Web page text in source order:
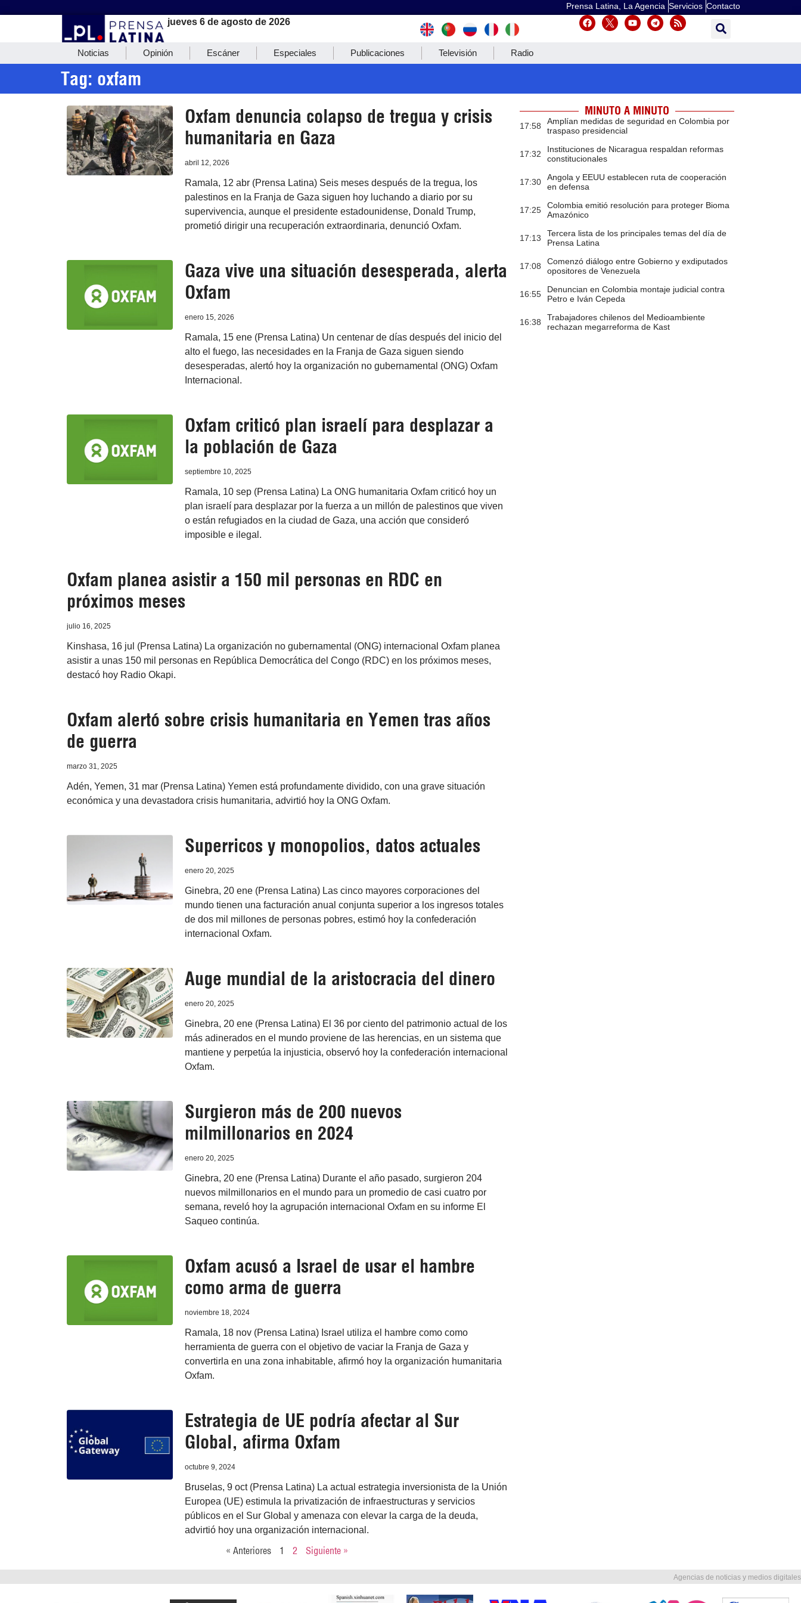
Prensa Latina, La Agencia Servicios Contacto
jueves 6 de agosto de 2026
Noticias Opinión Escáner Especiales Publicaciones Televisión Radio
Tag: oxfam
Oxfam denuncia colapso de tregua y crisis
humanitaria en Gaza
abril 12, 2026
Ramala, 12 abr (Prensa Latina) Seis meses después de la tregua, los
palestinos en la Franja de Gaza siguen hoy luchando a diario por su
supervivencia, aunque el presidente estadounidense, Donald Trump,
prometió dirigir una recuperación extraordinaria, denunció Oxfam.
Gaza vive una situación desesperada, alerta
Oxfam
enero 15, 2026
Ramala, 15 ene (Prensa Latina) Un centenar de días después del inicio del
alto el fuego, las necesidades en la Franja de Gaza siguen siendo
desesperadas, alertó hoy la organización no gubernamental (ONG) Oxfam
Internacional.
Oxfam criticó plan israelí para desplazar a
la población de Gaza
septiembre 10, 2025
Ramala, 10 sep (Prensa Latina) La ONG humanitaria Oxfam criticó hoy un
plan israelí para desplazar por la fuerza a un millón de palestinos que viven
o están refugiados en la ciudad de Gaza, una acción que consideró
imposible e ilegal.
Oxfam planea asistir a 150 mil personas en RDC en
próximos meses
julio 16, 2025
Kinshasa, 16 jul (Prensa Latina) La organización no gubernamental (ONG) internacional Oxfam planea
asistir a unas 150 mil personas en República Democrática del Congo (RDC) en los próximos meses,
destacó hoy Radio Okapi.
Oxfam alertó sobre crisis humanitaria en Yemen tras años
de guerra
marzo 31, 2025
Adén, Yemen, 31 mar (Prensa Latina) Yemen está profundamente dividido, con una grave situación
económica y una devastadora crisis humanitaria, advirtió hoy la ONG Oxfam.
Superricos y monopolios, datos actuales
enero 20, 2025
Ginebra, 20 ene (Prensa Latina) Las cinco mayores corporaciones del
mundo tienen una facturación anual conjunta superior a los ingresos totales
de dos mil millones de personas pobres, estimó hoy la confederación
internacional Oxfam.
Auge mundial de la aristocracia del dinero
enero 20, 2025
Ginebra, 20 ene (Prensa Latina) El 36 por ciento del patrimonio actual de los
más adinerados en el mundo proviene de las herencias, en un sistema que
mantiene y perpetúa la injusticia, observó hoy la confederación internacional
Oxfam.
Surgieron más de 200 nuevos
milmillonarios en 2024
enero 20, 2025
Ginebra, 20 ene (Prensa Latina) Durante el año pasado, surgieron 204
nuevos milmillonarios en el mundo para un promedio de casi cuatro por
semana, reveló hoy la agrupación internacional Oxfam en su informe El
Saqueo continúa.
Oxfam acusó a Israel de usar el hambre
como arma de guerra
noviembre 18, 2024
Ramala, 18 nov (Prensa Latina) Israel utiliza el hambre como como
herramienta de guerra con el objetivo de vaciar la Franja de Gaza y
convertirla en una zona inhabitable, afirmó hoy la organización humanitaria
Oxfam.
Estrategia de UE podría afectar al Sur
Global, afirma Oxfam
octubre 9, 2024
Bruselas, 9 oct (Prensa Latina) La actual estrategia inversionista de la Unión
Europea (UE) estimula la privatización de infraestructuras y servicios
públicos en el Sur Global y amenaza con elevar la carga de la deuda,
advirtió hoy una organización internacional.
« Anteriores 1 2 Siguiente »
MINUTO A MINUTO
17:58
Amplían medidas de seguridad en Colombia por
traspaso presidencial
17:32
Instituciones de Nicaragua respaldan reformas
constitucionales
17:30
Angola y EEUU establecen ruta de cooperación
en defensa
17:25
Colombia emitió resolución para proteger Bioma
Amazónico
17:13
Tercera lista de los principales temas del día de
Prensa Latina
17:08
Comenzó diálogo entre Gobierno y exdiputados
opositores de Venezuela
16:55
Denuncian en Colombia montaje judicial contra
Petro e Iván Cepeda
16:38
Trabajadores chilenos del Medioambiente
rechazan megarreforma de Kast
Agencias de noticias y medios digitales